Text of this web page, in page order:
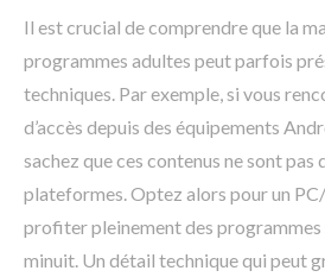
Il est crucial de comprendre que la
programmes adultes peut parfois
techniques. Par exemple, si vous
d’accès depuis des équipements
sachez que ces contenus ne sont pas
plateformes. Optez alors pour un
profiter pleinement des programmes
minuit. Un détail technique qui peut